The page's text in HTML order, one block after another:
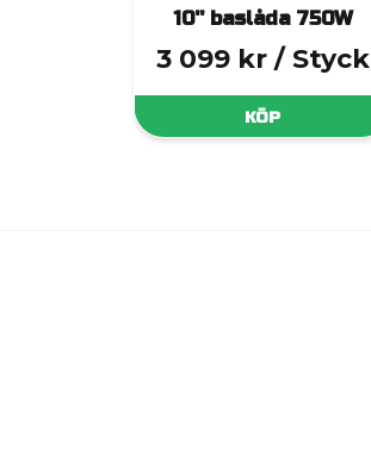
10'' baslåda 750W
3 099 kr / Styck
KÖP